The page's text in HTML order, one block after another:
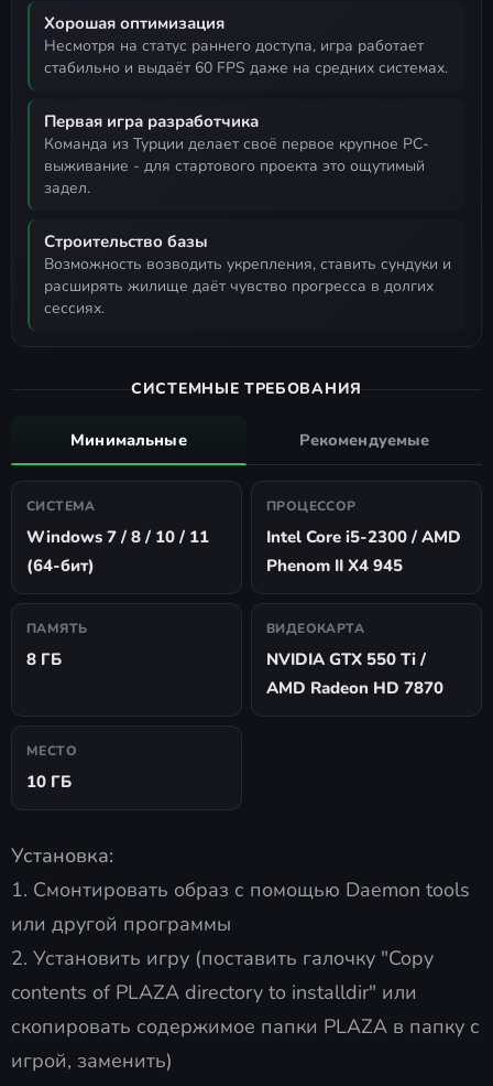
Хорошая оптимизация
несмотря на статус раннего доступа, игра работает
стабильно и выдаёт 60 FPS даже на средних системах.
Первая игра разработчика
команда из Турции делает своё первое крупное PC-
выживание - для стартового проекта это ощутимый
задел.
Строительство базы
возможность возводить укрепления, ставить сундуки и
расширять жилище даёт чувство прогресса в долгих
сессиях.
СИСТЕМНЫЕ ТРЕБОВАНИЯ
Минимальные Рекомендуемые
СИСТЕМА
Windows 7 / 8 / 10 / 11
(64-бит)
ПРОЦЕССОР
Intel Core i5-2300 / AMD
Phenom II X4 945
ПАМЯТЬ
8 ГБ
ВИДЕОКАРТА
NVIDIA GTX 550 Ti /
AMD Radeon HD 7870
МЕСТО
10 ГБ
Установка:
1. Смонтировать образ с помощью Daemon tools
или другой программы
2. Установить игру (поставить галочку "Copy
contents of PLAZA directory to installdir" или
скопировать содержимое папки PLAZA в папку с
игрой, заменить)